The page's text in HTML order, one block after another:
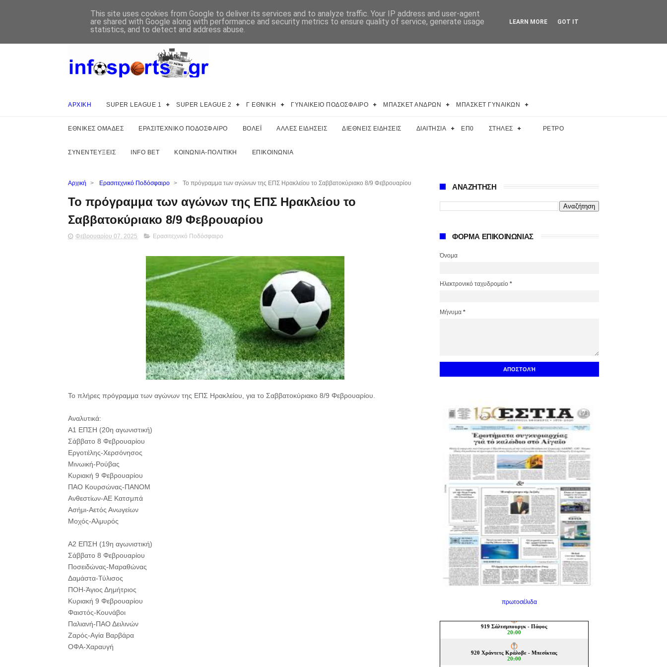
ΑΡΧΙΚΗ SUPER LEAGUE 1 SUPER LEAGUE 2 Γ ΕΘΝΙΚΗ ΓΥΝΑΙΚΕΙΟ ΠΟΔΟΣΦΑΙΡΟ ΜΠΑΣΚΕΤ ΑΝΔΡΩΝ ΜΠΑΣΚΕΤ ΓΥΝΑΙΚΩΝ
ΕΘΝΙΚΕΣ ΟΜΑΔΕΣ ΕΡΑΣΙΤΕΧΝΙΚΟ ΠΟΔΟΣΦΑΙΡΟ ΒΟΛΕΪ ΑΛΛΕΣ ΕΙΔΗΣΕΙΣ ΔΙΕΘΝΕΙΣ ΕΙΔΗΣΕΙΣ ΔΙΑΙΤΗΣΙΑ ΕΠ0 ΣΤΗΛΕΣ ΡΕΤΡΟ
ΣΥΝΕΝΤΕΥΞΕΙΣ INFO BET ΚΟΙΝΩΝΙΑ-ΠΟΛΙΤΙΚΗ ΕΠΙΚΟΙΝΩΝΙΑ
Αρχική > Ερασιτεχνικό Ποδόσφαιρο > Το πρόγραμμα των αγώνων της ΕΠΣ Ηρακλείου το Σαββατοκύριακο 8/9 Φεβρουαρίου
Το πρόγραμμα των αγώνων της ΕΠΣ Ηρακλείου το
Σαββατοκύριακο 8/9 Φεβρουαρίου
Φεβρουαρίου 07, 2025 Ερασιτεχνικό Ποδόσφαιρο
Το πλήρες πρόγραμμα των αγώνων της ΕΠΣ Ηρακλείου, για το Σαββατοκύριακο 8/9 Φεβρουαρίου.
Αναλυτικά:
Α1 ΕΠΣΗ (20η αγωνιστική)
Σάββατο 8 Φεβρουαρίου
Εργοτέλης-Χερσόνησος
Μινωική-Ρούβας
Κυριακή 9 Φεβρουαρίου
ΠΑΟ Κουρσώνας-ΠΑΝΟΜ
Ανθεστίων-ΑΕ Κατσμπά
Ασήμι-Αετός Ανωγείων
Μοχός-Αλμυρός
Α2 ΕΠΣΗ (19η αγωνιστική)
Σάββατο 8 Φεβρουαρίου
Ποσειδώνας-Μαραθώνας
Δαμάστα-Τύλισος
ΠΟΗ-Άγιος Δημήτριος
Κυριακή 9 Φεβρουαρίου
Φαιστός-Κουνάβοι
Παλιανή-ΠΑΟ Δειλινών
Ζαρός-Αγία Βαρβάρα
ΟΦΑ-Χαραυγή
ΑΝΑΖΗΤΗΣΗ
ΦΟΡΜΑ ΕΠΙΚΟΙΝΩΝΙΑΣ
Όνομα
Ηλεκτρονικό ταχυδρομείο *
Μήνυμα *
πρωτοσέλιδα
This site uses cookies from Google to deliver its services and to analyze traffic. Your IP address and user-agent
are shared with Google along with performance and security metrics to ensure quality of service, generate usage
statistics, and to detect and address abuse.
LEARN MORE GOT IT